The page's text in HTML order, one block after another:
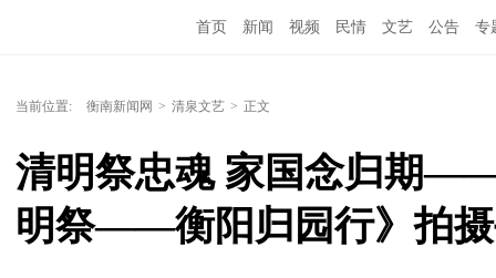
首页 新闻 视频 民情 文艺 公告 专
当前位置: 衡南新闻网 > 清泉文艺 > 正文
清明祭忠魂 家国念归期
明祭——衡阳归园行》拍